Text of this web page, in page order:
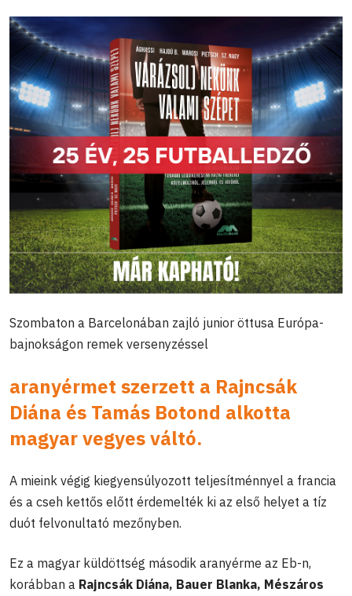
Szombaton a Barcelonában zajló junior öttusa Európa-
bajnokságon remek versenyzéssel
aranyérmet szerzett a Rajncsák
Diána és Tamás Botond alkotta
magyar vegyes váltó.
A mieink végig kiegyensúlyozott teljesítménnyel a francia
és a cseh kettős előtt érdemelték ki az első helyet a tíz
duót felvonultató mezőnyben.
Ez a magyar küldöttség második aranyérme az Eb-n,
korábban a Rajncsák Diána, Bauer Blanka, Mészáros